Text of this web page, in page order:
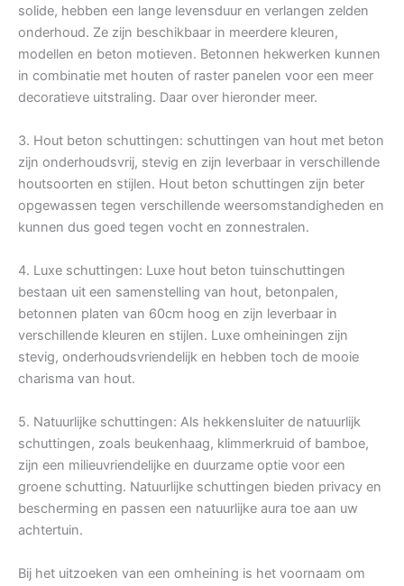
solide, hebben een lange levensduur en verlangen zelden
onderhoud. Ze zijn beschikbaar in meerdere kleuren,
modellen en beton motieven. Betonnen hekwerken kunnen
in combinatie met houten of raster panelen voor een meer
decoratieve uitstraling. Daar over hieronder meer.
3. Hout beton schuttingen: schuttingen van hout met beton
zijn onderhoudsvrij, stevig en zijn leverbaar in verschillende
houtsoorten en stijlen. Hout beton schuttingen zijn beter
opgewassen tegen verschillende weersomstandigheden en
kunnen dus goed tegen vocht en zonnestralen.
4. Luxe schuttingen: Luxe hout beton tuinschuttingen
bestaan uit een samenstelling van hout, betonpalen,
betonnen platen van 60cm hoog en zijn leverbaar in
verschillende kleuren en stijlen. Luxe omheiningen zijn
stevig, onderhoudsvriendelijk en hebben toch de mooie
charisma van hout.
5. Natuurlijke schuttingen: Als hekkensluiter de natuurlijk
schuttingen, zoals beukenhaag, klimmerkruid of bamboe,
zijn een milieuvriendelijke en duurzame optie voor een
groene schutting. Natuurlijke schuttingen bieden privacy en
bescherming en passen een natuurlijke aura toe aan uw
achtertuin.
Bij het uitzoeken van een omheining is het voornaam om